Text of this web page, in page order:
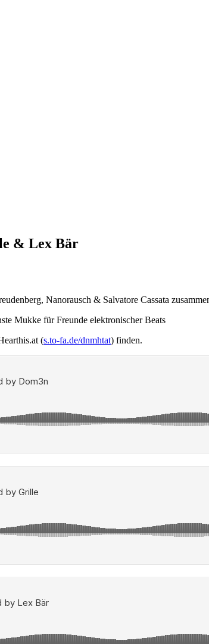
& Lex Bär
Nanorausch & Salvatore Cassata
Mukke für Freunde elektronischer Beats
(s.to-fa.de/dnmhtat) finden.